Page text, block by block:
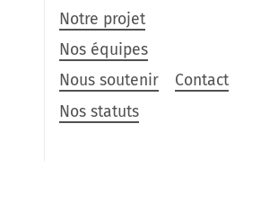
Notre projet
Nos équipes
Nous soutenir
Contact
Nos statuts